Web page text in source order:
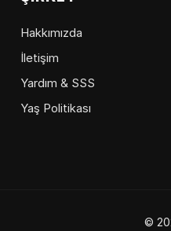
Hakkımızda
İletişim
Yardım & SSS
Yaş Politikası
©